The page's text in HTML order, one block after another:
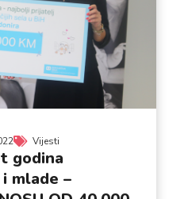
Vijesti
godina
mlade –